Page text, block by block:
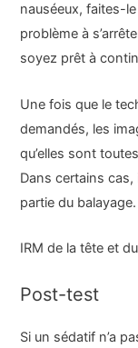
nauséeux, faites-
problème à
soyez prêt à
Une fois que le
demandés, les
qu’elles sont
Dans certains
partie du balayage.
IRM de la tête et
Post-test
Si un sédatif n’a